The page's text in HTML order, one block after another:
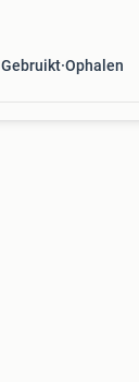
Gebruikt Ophalen